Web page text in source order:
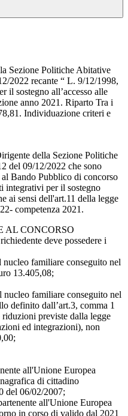
Sezione Politiche Abitative
2022 recante “ L. 9/12/1998,
il sostegno all’accesso alle
anno 2021. Riparto Tra i
Individuazione criteri e
della Sezione Politiche
del 09/12/2022 che sono
Bando Pubblico di concorso
integrativi per il sostegno
ai sensi dell'art.11 della legge
competenza 2021.
AL CONCORSO
deve possedere i
familiare conseguito nel
13.405,08;
familiare conseguito nel
definito dall’art.3, comma 1
previste dalla legge
ed integrazioni), non
all'Unione Europea
di cittadino
del 06/02/2007;
all'Unione Europea
in corso di valido dal 2021